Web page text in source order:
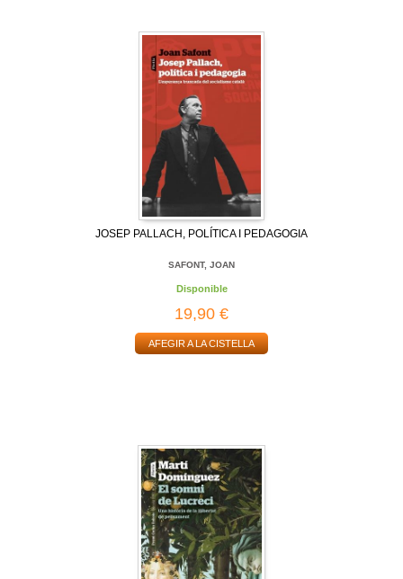
JOSEP PALLACH, POLÍTICA I PEDAGOGIA
SAFONT, JOAN
Disponible
19,90 €
AFEGIR A LA CISTELLA